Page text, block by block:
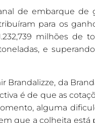
de embarque
para os
milhões de
e
Brandalizze, da
é de que as
alguma
que a colheita